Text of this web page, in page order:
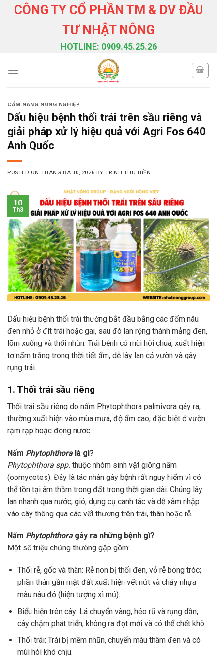
SkipCÔNG TY CỔ PHẦN TM & DV ĐẦU
TƯ NHẬT NÔNG
HOTLINE: 0909.45.25.26
CẨM NANG NÔNG NGHIỆP
Dấu hiệu bệnh thối trái trên sầu riêng và
giải pháp xử lý hiệu quả với Agri Fos 640
Anh Quốc
POSTED ON THÁNG BA 10, 2026 BYTRỊNH THU HIỀN
10
Th3
Dấu hiệu bệnh thối trái thường bắt đầu bằng các đốm nâu
đen nhỏ ở đít trái hoặc gai, sau đó lan rộng thành mảng đen,
lõm xuống và thối nhũn. Trái bệnh có mùi hôi chua, xuất hiện
tơ nấm trắng trong thời tiết ẩm, dễ lây lan cả vườn và gây
rụng trái.
1. Thối trái sầu riêng
Thối trái sầu riêng do nấm Phytophthora palmivora gây ra,
thường xuất hiện vào mùa mưa, độ ẩm cao, đặc biệt ở vườn
rậm rạp hoặc đọng nước.
Nấm Phytophthoralà gì?
Phytophthora spp. thuộc nhóm sinh vật giống nấm
(oomycetes). Đây là tác nhân gây bệnh rất nguy hiểm vì có
thể tồn tại âm thầm trong đất trong thời gian dài. Chúng lây
lan nhanh qua nước, gió, dụng cụ canh tác và dễ xâm nhập
vào cây thông qua các vết thương trên trái, thân hoặc rễ.
Nấm Phytophthoragây ra những bệnh gì?
Một số triệu chứng thường gặp gồm:
Thối rễ, gốc và thân: Rễ non bị thối đen, vỏ rễ bong tróc;
phần thân gần mặt đất xuất hiện vết nứt và chảy nhựa
màu nâu đỏ (hiện tượng xì mủ).
Biểu hiện trên cây: Lá chuyển vàng, héo rũ và rụng dần;
cây chậm phát triển, không ra đọt mới và có thể chết khô.
Thối trái: Trái bị mềm nhũn, chuyển màu thâm đen và có
mùi hôi khó chịu.